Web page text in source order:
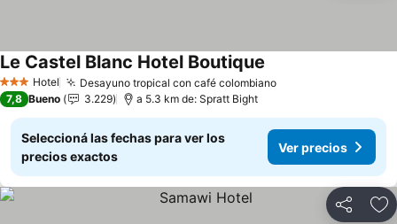
3 Estrellas
Hotel Desayuno tropical con café colombianoVer precios
Le Castel Blanc Hotel Boutique
7,8 Bueno 3.229 a 5.3 km de: Spratt Bight
Seleccioná las fechas para ver los
precios exactos
Ver precios
Compartir